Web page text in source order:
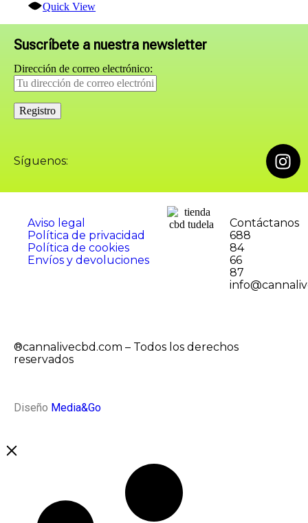
Quick View
Suscríbete a nuestra newsletter
Dirección de correo electrónico:
Síguenos:
Aviso legal
Política de privacidad
Política de cookies
Envíos y devoluciones
Contáctanos
688
84
66
87
®cannalivecbd.com – Todos los derechos
reservados
Diseño Media&Go